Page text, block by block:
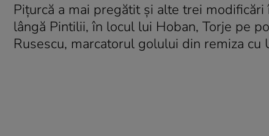
Piţurcă a mai pregătit şi alte trei
lângă Pintilii, în locul lui Hoban, Torje pe
Rusescu, marcatorul golului din remiza cu